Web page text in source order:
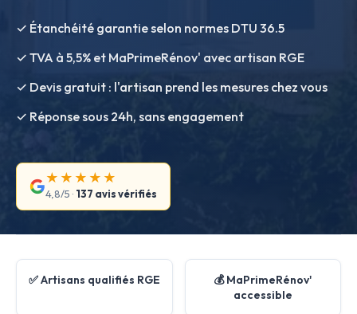
✓ Étanchéité garantie selon normes DTU 36.5
✓ TVA à 5,5% et MaPrimeRénov' avec artisan RGE
✓ Devis gratuit : l'artisan prend les mesures chez vous
✓ Réponse sous 24h, sans engagement
★★★★★
4,8/5 · 137 avis vérifiés
✅ Artisans qualifiés RGE
💰 MaPrimeRénov'
accessible